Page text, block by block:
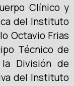
Clínico y
del Instituto
Octavio Frias
Técnico de
División de
del Instituto